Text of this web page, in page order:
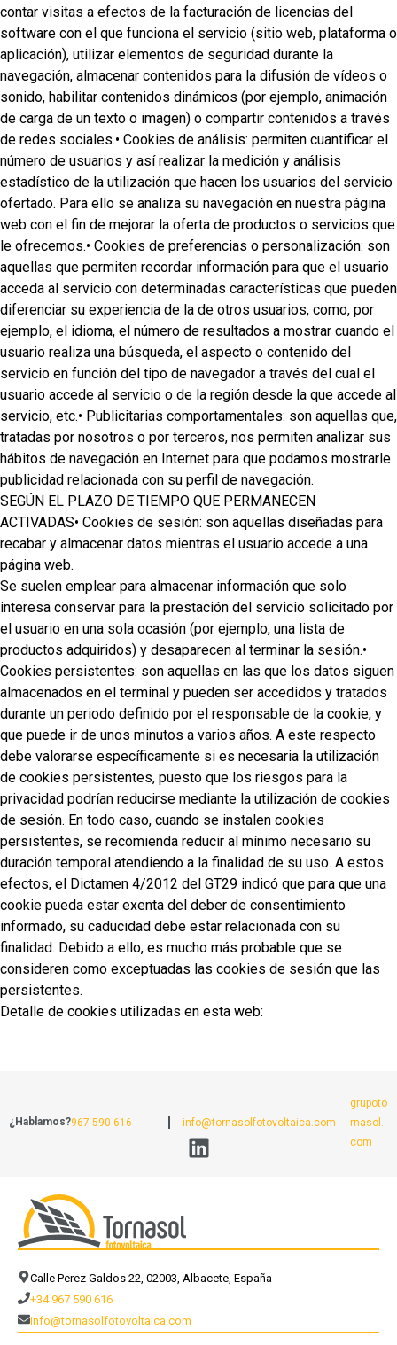
contar visitas a efectos de la facturación de licencias del
software con el que funciona el servicio (sitio web, plataforma o
aplicación), utilizar elementos de seguridad durante la
navegación, almacenar contenidos para la difusión de vídeos o
sonido, habilitar contenidos dinámicos (por ejemplo, animación
de carga de un texto o imagen) o compartir contenidos a través
de redes sociales.• Cookies de análisis: permiten cuantificar el
número de usuarios y así realizar la medición y análisis
estadístico de la utilización que hacen los usuarios del servicio
ofertado. Para ello se analiza su navegación en nuestra página
web con el fin de mejorar la oferta de productos o servicios que
le ofrecemos.• Cookies de preferencias o personalización: son
aquellas que permiten recordar información para que el usuario
acceda al servicio con determinadas características que pueden
diferenciar su experiencia de la de otros usuarios, como, por
ejemplo, el idioma, el número de resultados a mostrar cuando el
usuario realiza una búsqueda, el aspecto o contenido del
servicio en función del tipo de navegador a través del cual el
usuario accede al servicio o de la región desde la que accede al
servicio, etc.• Publicitarias comportamentales: son aquellas que,
tratadas por nosotros o por terceros, nos permiten analizar sus
hábitos de navegación en Internet para que podamos mostrarle
publicidad relacionada con su perfil de navegación.
SEGÚN EL PLAZO DE TIEMPO QUE PERMANECEN
ACTIVADAS• Cookies de sesión: son aquellas diseñadas para
recabar y almacenar datos mientras el usuario accede a una
página web.
Se suelen emplear para almacenar información que solo
interesa conservar para la prestación del servicio solicitado por
el usuario en una sola ocasión (por ejemplo, una lista de
productos adquiridos) y desaparecen al terminar la sesión.•
Cookies persistentes: son aquellas en las que los datos siguen
almacenados en el terminal y pueden ser accedidos y tratados
durante un periodo definido por el responsable de la cookie, y
que puede ir de unos minutos a varios años. A este respecto
debe valorarse específicamente si es necesaria la utilización
de cookies persistentes, puesto que los riesgos para la
privacidad podrían reducirse mediante la utilización de cookies
de sesión. En todo caso, cuando se instalen cookies
persistentes, se recomienda reducir al mínimo necesario su
duración temporal atendiendo a la finalidad de su uso. A estos
efectos, el Dictamen 4/2012 del GT29 indicó que para que una
cookie pueda estar exenta del deber de consentimiento
informado, su caducidad debe estar relacionada con su
finalidad. Debido a ello, es mucho más probable que se
consideren como exceptuadas las cookies de sesión que las
persistentes.
Detalle de cookies utilizadas en esta web:
¿Hablamos?967 590 616 info@tornasolfotovoltaica.com
grupoto
rnasol.
com
Calle Perez Galdos 22, 02003, Albacete, España
+34 967 590 616
info@tornasolfotovoltaica.com